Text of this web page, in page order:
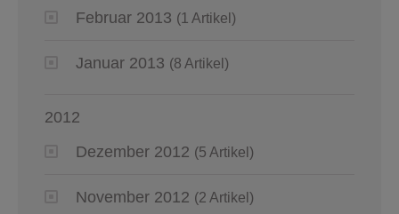
Februar 2013 (1 Artikel)
Januar 2013 (8 Artikel)
2012
Dezember 2012 (5 Artikel)
November 2012 (2 Artikel)